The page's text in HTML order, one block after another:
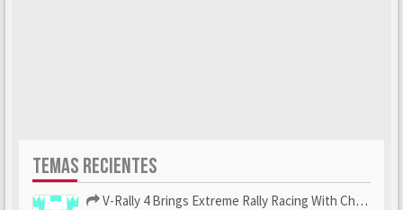
TEMAS RECIENTES
V-Rally 4 Brings Extreme Rally Racing With Challenging Track...